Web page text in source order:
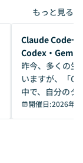
もっと見る
開催前
Claude Code一
Codex・
昨今、多くの生
いますが、「
中で、自分のタ
いいのか」を自
か？ 「なんとなく誰かが良いと言っていた
開催日:2026年8